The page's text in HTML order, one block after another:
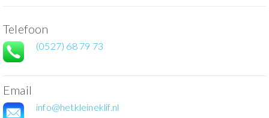
Telefoon
(0527) 68 79 73
Email
info@hetkleineklif.nl